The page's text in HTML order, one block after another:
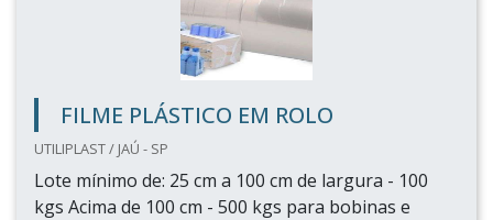
FILME PLÁSTICO EM ROLO
UTILIPLAST / JAÚ - SP
Lote mínimo de: 25 cm a 100 cm de largura - 100
kgs Acima de 100 cm - 500 kgs para bobinas e